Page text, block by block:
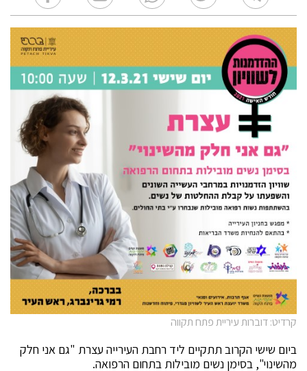
קרדיט: דוברות עיריית פתח תקווה
ביום שישי הקרוב תתקיים ליד רחבת העירייה עצרת "גם אני חלק
מהשינוי", בסימן נשים מובילות בתחום הרפואה.